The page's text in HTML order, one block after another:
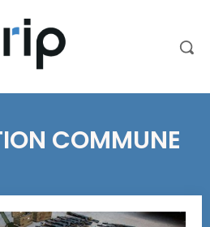
COMMUNE